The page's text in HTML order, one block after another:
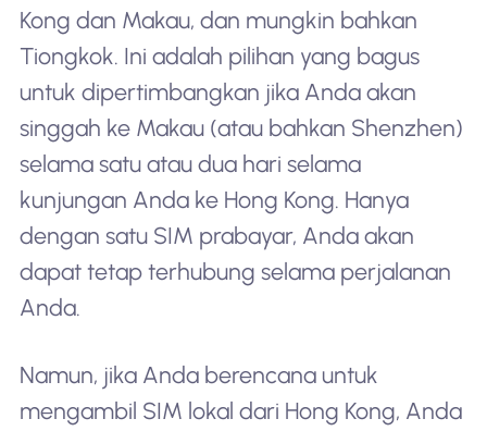
Kong dan Makau, dan mungkin bahkan
Tiongkok. Ini adalah pilihan yang bagus
untuk dipertimbangkan jika Anda akan
singgah ke Makau (atau bahkan Shenzhen)
selama satu atau dua hari selama
kunjungan Anda ke Hong Kong. Hanya
dengan satu SIM prabayar, Anda akan
dapat tetap terhubung selama perjalanan
Anda.
Namun, jika Anda berencana untuk
mengambil SIM lokal dari Hong Kong, Anda